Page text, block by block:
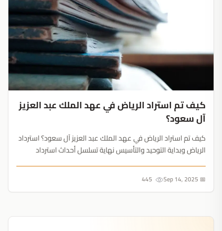
كيف تم استراد الرياض في عهد الملك عبد العزيز
آل سعود؟
كيف تم استراد الرياض في عهد الملك عبد العزيز آل سعود؟ استرداد
الرياض وبداية التوحيد والتأسيس نهاية تسلسل أحداث استرداد
بال الملك عبد العزيز، هو استعادة الرياض، وبقية أجزاء بلاده من يد
من...
📅 Sep 14, 2025